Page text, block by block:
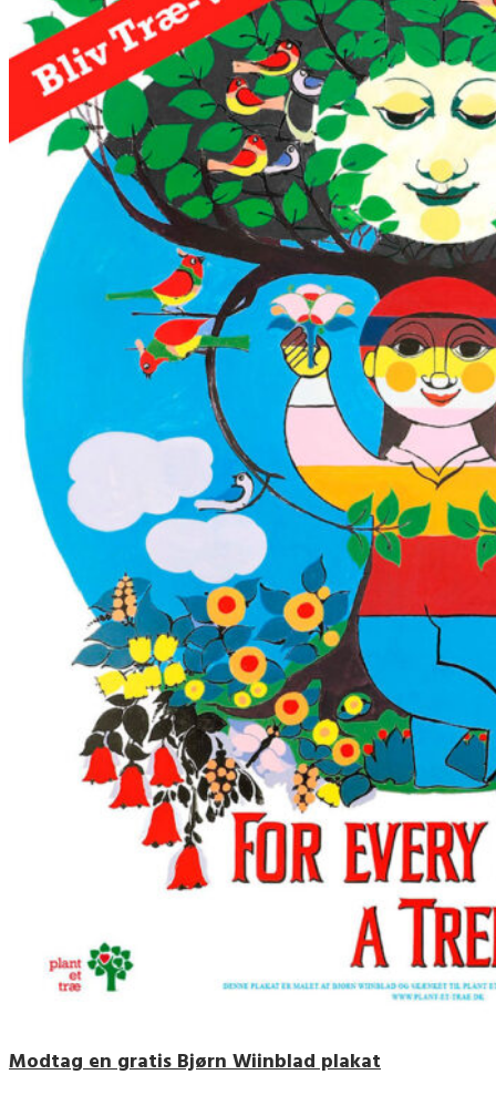
Modtag en gratis Bjørn Wiinblad plakat